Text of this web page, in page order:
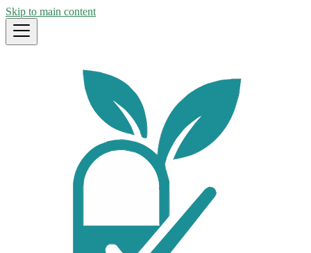
Skip to main content